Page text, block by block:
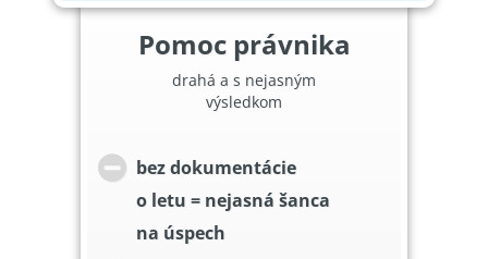
Pomoc právnika
drahá a s nejasným
výsledkom
bez dokumentácie
o letu = nejasná šanca
na úspech